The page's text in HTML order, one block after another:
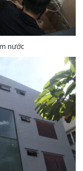
nước